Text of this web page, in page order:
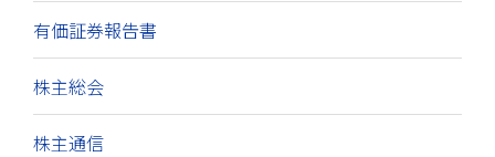
有価証券報告書
株主総会
株主通信